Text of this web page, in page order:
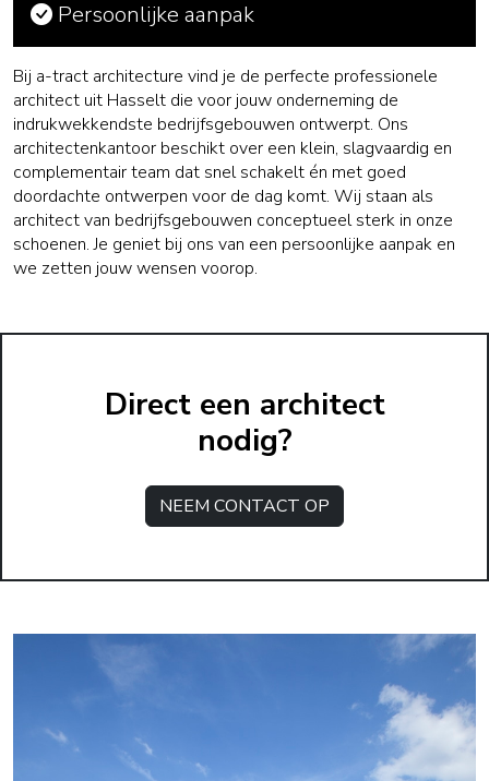
Bij a-tract architecture vind je de perfecte professionele
architect uit Hasselt die voor jouw onderneming de
indrukwekkendste bedrijfsgebouwen ontwerpt. Ons
architectenkantoor beschikt over een klein, slagvaardig en
complementair team dat snel schakelt én met goed
doordachte ontwerpen voor de dag komt. Wij staan als
architect van bedrijfsgebouwen conceptueel sterk in onze
schoenen. Je geniet bij ons van een persoonlijke aanpak en
we zetten jouw wensen voorop.
Persoonlijke aanpak
Direct een architect
nodig?
NEEM CONTACT OP